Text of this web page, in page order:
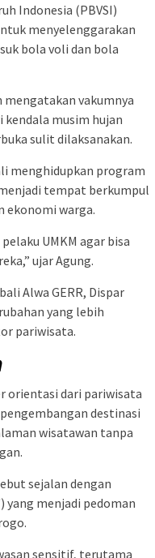
Indonesia (PBVSI)
menyelenggarakan
bola voli dan bola
mengatakan vakumnya
kendala musim hujan
sulit dilaksanakan.
menghidupkan program
tempat berkumpul
ekonomi warga.
UMKM agar bisa
ujar Agung.
Alwa GERR, Dispar
yang lebih
pariwisata.
orientasi dari pariwisata
destinasi
wisatawan tanpa
sejalan dengan
yang menjadi pedoman
sensitif, terutama